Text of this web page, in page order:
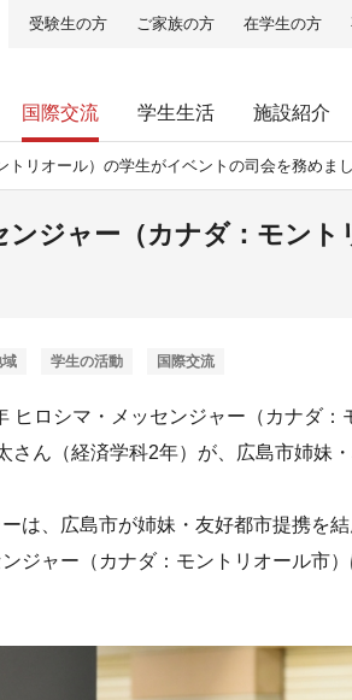
受験生の方 ご家族の方 在学生の方
国際交流 学生生活 施設紹介
リオール）の学生がイベントの司会を務めまし
ンジャー（カナダ：モン
学生の活動 国際交流
ヒロシマ・メッセンジャー（カナダ
さん（経済学科2年）が、広島市姉妹
は、広島市が姉妹・友好都市提携を
ジャー（カナダ：モントリオール市